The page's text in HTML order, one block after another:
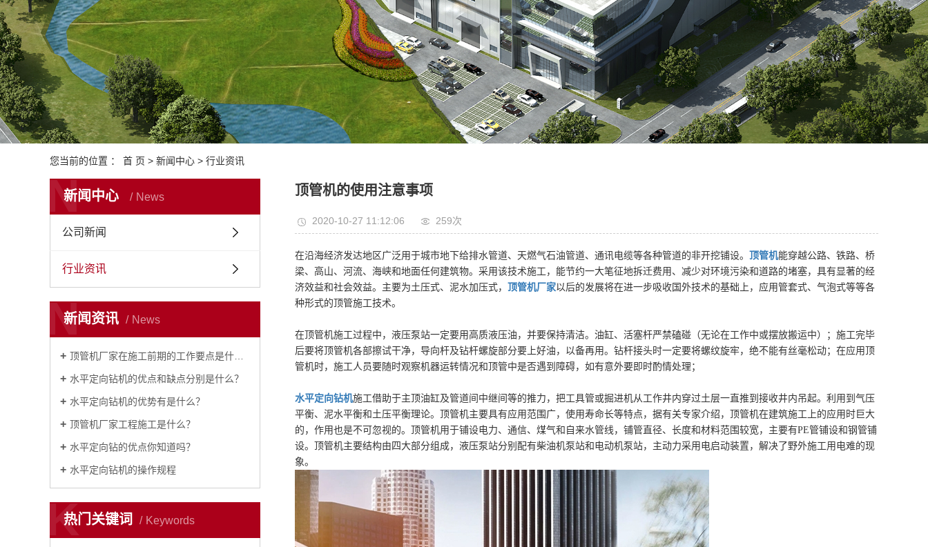
您当前的位置 ： 首 页 > 新闻中心 > 行业资讯
新闻中心 News
N
公司新闻
行业资讯
新闻资讯 News
N
顶管机厂家在施工前期的工作要点是什么？
水平定向钻机的优点和缺点分别是什么？
水平定向钻机的优势有是什么？
顶管机厂家工程施工是什么？
水平定向钻的优点你知道吗？
水平定向钻机的操作规程
热门关键词 Keywords
K
顶管机的使用注意事项
2020-10-27 11:12:06 259次
在沿海经济发达地区广泛用于城市地下给排水管道、天燃气石油管道、通讯电缆等各种管道的非开挖铺设。 顶管机能穿越公路、铁路、桥
梁、高山、河流、海峡和地面任何建筑物。采用该技术施工，能节约一大笔征地拆迁费用、减少对环境污染和道路的堵塞，具有显著的经
济效益和社会效益。主要为土压式、泥水加压式， 顶管机厂家以后的发展将在进一步吸收国外技术的基础上，应用管套式、气泡式等等各
种形式的顶管施工技术。
在顶管机施工过程中，液压泵站一定要用高质液压油，并要保持清洁。油缸、活塞杆严禁磕碰（无论在工作中或摆放搬运中）；施工完毕
后要将顶管机各部擦试干净，导向杆及钻杆螺旋部分要上好油，以备再用。钻杆接头时一定要将螺纹旋牢，绝不能有丝毫松动；在应用顶
管机时，施工人员要随时观察机器运转情况和顶管中是否遇到障碍，如有意外要即时酌情处理；
水平定向钻机施工借助于主顶油缸及管道间中继间等的推力，把工具管或掘进机从工作井内穿过土层一直推到接收井内吊起。利用到气压
平衡、泥水平衡和土压平衡理论。顶管机主要具有应用范围广，使用寿命长等特点，据有关专家介绍，顶管机在建筑施工上的应用时巨大
的，作用也是不可忽视的。顶管机用于铺设电力、通信、煤气和自来水管线，铺管直径、长度和材料范围较宽，主要有PE管铺设和钢管铺
设。顶管机主要结构由四大部分组成，液压泵站分别配有柴油机泵站和电动机泵站，主动力采用电启动装置，解决了野外施工用电难的现
象。